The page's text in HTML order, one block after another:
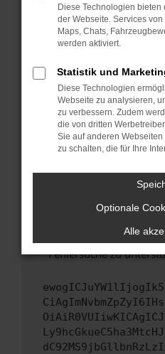
Starte dein Gerät
Das kann manchmal
Probleme zu beheben.
Betriebssystem auf
sind.
Veraltete Software
Sicherheitsrisiko,
führen, dass
unterstützt werden.
Wende dich an den
Wenn du alle oben
hast, kontaktiere uns
uns diesen Text
Fehlersuche zu
Diese Technologien
der Webseite. Services
Maps, Chats,
werden aktiviert.
Statistik und
Diese Technologien
Webseite zu analysieren,
zu verbessern. Zudem
die von dritten
Sie auf anderen
zu schalten, die für Ihre
Optionale
Alle